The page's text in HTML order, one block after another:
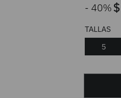
40%$
5